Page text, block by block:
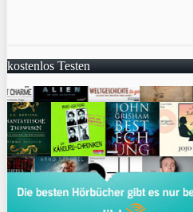
kostenlos Testen